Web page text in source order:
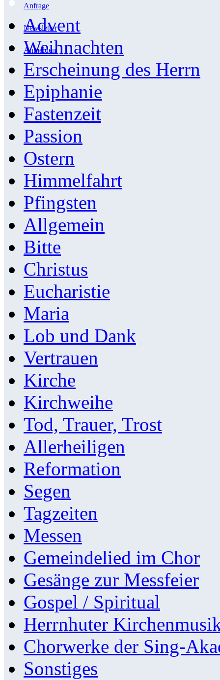
Anfrage
Newsletter
Anmelden
Advent
Weihnachten
Erscheinung des Herrn
Epiphanie
Fastenzeit
Passion
Ostern
Himmelfahrt
Pfingsten
Allgemein
Bitte
Christus
Eucharistie
Maria
Lob und Dank
Vertrauen
Kirche
Kirchweihe
Tod, Trauer, Trost
Allerheiligen
Reformation
Segen
Tagzeiten
Messen
Gemeindelied im Chor
Gesänge zur Messfeier
Gospel / Spiritual
Herrnhuter
Chorwerke der Sing-
Sonstiges